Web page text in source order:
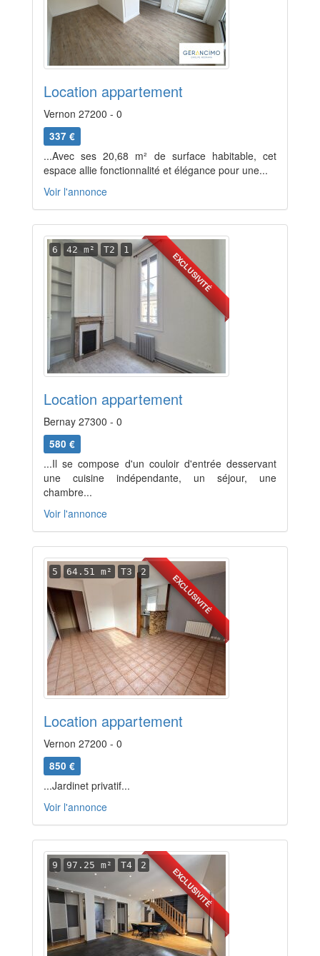
Location appartement
Vernon 27200 - 0
337 €
...Avec ses 20,68 m² de surface habitable, cet
espace allie fonctionnalité et élégance pour une...
Voir l'annonce
EXCLUSIVITÉ
6 42 m² T2 1
Location appartement
Bernay 27300 - 0
580 €
...Il se compose d'un couloir d'entrée desservant
une cuisine indépendante, un séjour, une
chambre...
Voir l'annonce
EXCLUSIVITÉ
5 64.51 m² T3 2
Location appartement
Vernon 27200 - 0
850 €
...Jardinet privatif...
Voir l'annonce
EXCLUSIVITÉ
9 97.25 m² T4 2